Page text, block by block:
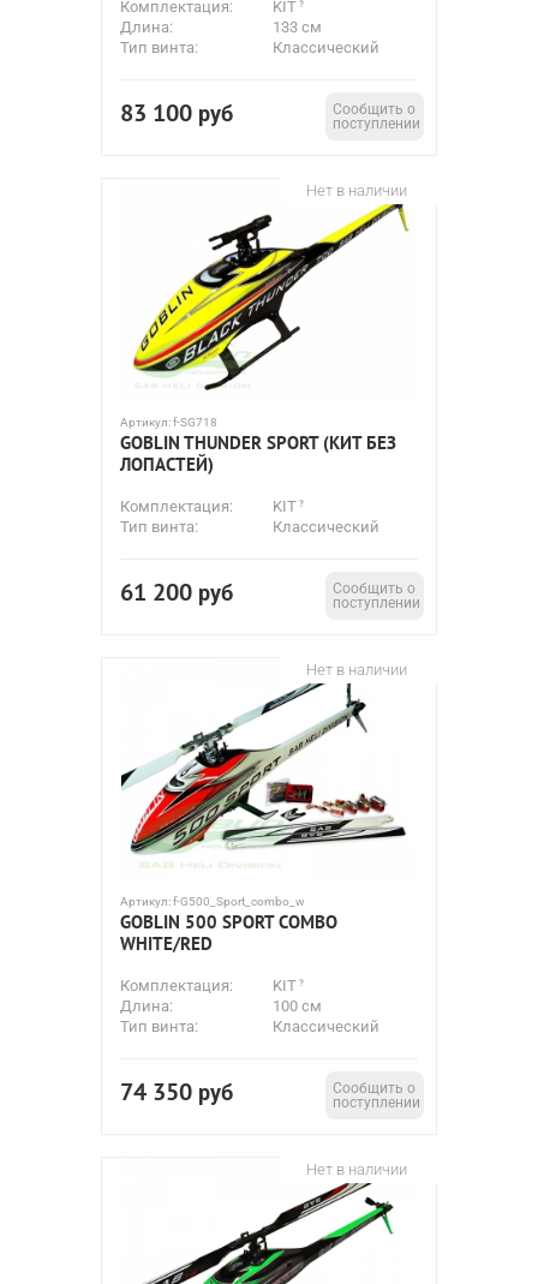
Комплектация:
KIT
Длина:
133 см
Тип винта:
Классический
83 100 руб
Сообщить о
поступлении
Нет в наличии
Артикул:f-SG718
GOBLIN THUNDER SPORT (КИТ БЕЗ
ЛОПАСТЕЙ)
Комплектация:
KIT
Тип винта:
Классический
61 200 руб
Сообщить о
поступлении
Нет в наличии
Артикул:f-G500_Sport_combo_w
GOBLIN 500 SPORT COMBO
WHITE/RED
Комплектация:
KIT
Длина:
100 см
Тип винта:
Классический
74 350 руб
Сообщить о
поступлении
Нет в наличии